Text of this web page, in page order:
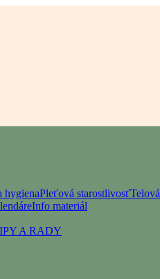
hygienaPleťová starostlivosťTelová
Info materiál
A RADY